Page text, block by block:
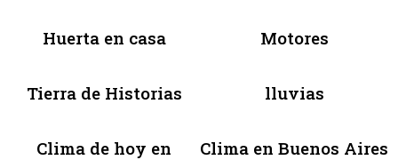
Huerta en casa Motores
Tierra de Historias lluvias
Clima de hoy en
Clima en Buenos Aires